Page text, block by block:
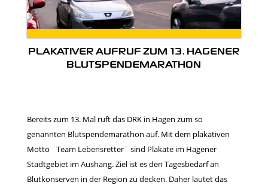
PLAKATIVER AUFRUF ZUM 13. HAGENER
BLUTSPENDEMARATHON
Bereits zum 13. Mal ruft das DRK in Hagen zum so
genannten Blutspendemarathon auf. Mit dem plakativen
Motto ¨Team Lebensretter¨ sind Plakate im Hagener
Stadtgebiet im Aushang. Ziel ist es den Tagesbedarf an
Blutkonserven in der Region zu decken. Daher lautet das